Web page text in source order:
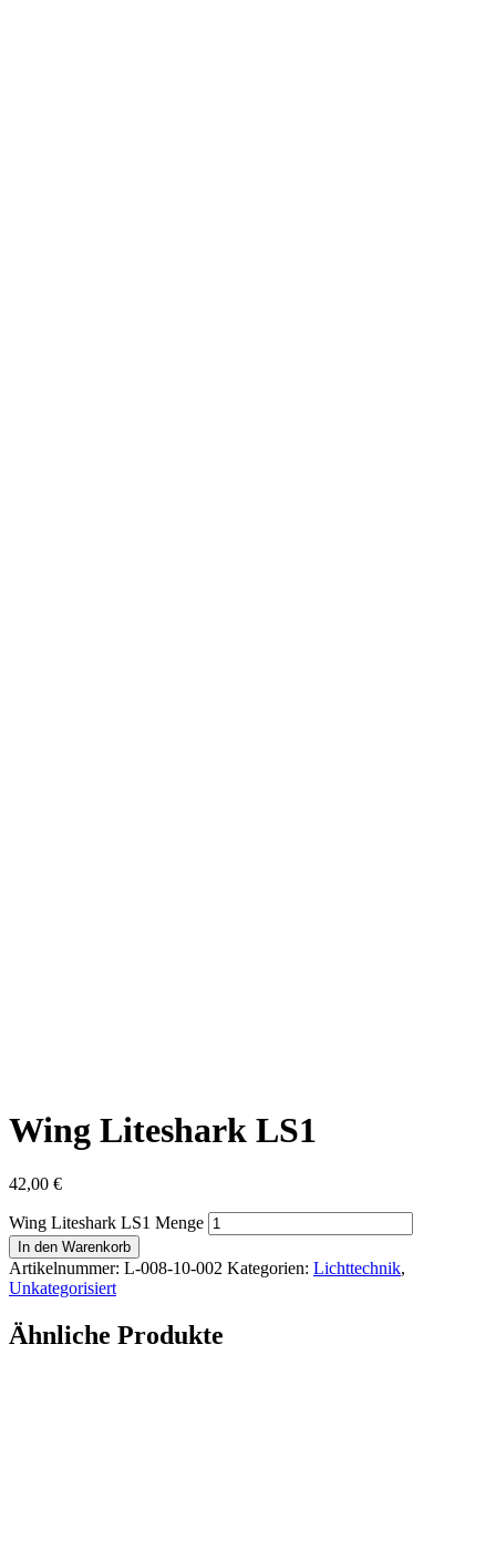
Wing Liteshark LS1
42,00 €
Wing Liteshark LS1 Menge
In den Warenkorb
Artikelnummer: L-008-10-002 Kategorien: Lichttechnik,
Unkategorisiert
Ähnliche Produkte